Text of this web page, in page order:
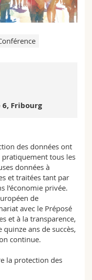
6, Fribourg
des données ont
tous les
données à
et traitées tant par
l’économie privée.
de
avec le Préposé
et à la transparence,
ans de succès,
continue.
la protection des